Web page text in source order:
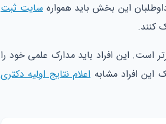
این بخش باید هموارهسایت ثبت
کنند.
برتر است. این افراد باید مدارک علمی خود را
این افراد مشابهاعلام نتایج اولیه دکتری